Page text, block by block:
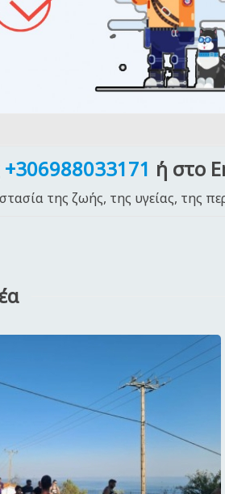
+306988033171 ή στο
της ζωής, της υγείας, της